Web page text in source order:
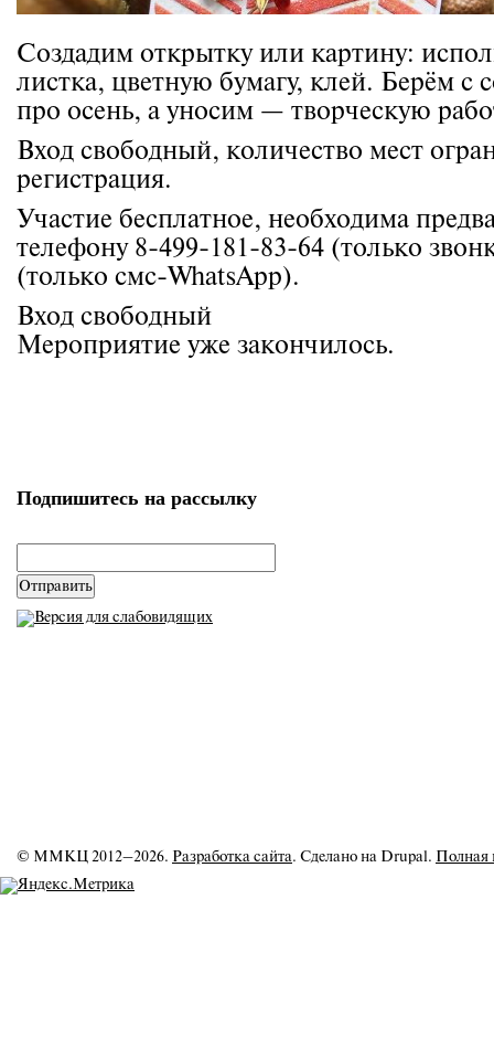
Создадим открытку или картину:
листка, цветную бумагу, клей. Берём с
про осень, а уносим — творческую
Вход свободный, количество мест
регистрация.
Участие бесплатное, необходима
телефону 8-499-181-83-64 (только
(только смс-WhatsApp).
Вход свободный
Мероприятие уже закончилось.
Подпишитесь на рассылку
© ММКЦ 2012–2026. Разработка сайта. Сделано на Drupal. Полная